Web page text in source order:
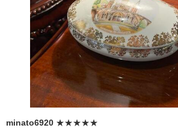
minato6920 ★★★★★